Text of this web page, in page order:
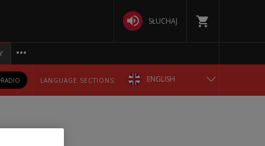
SŁUCHAJ
RADIO LANGUAGE SECTIONS: ENGLISH